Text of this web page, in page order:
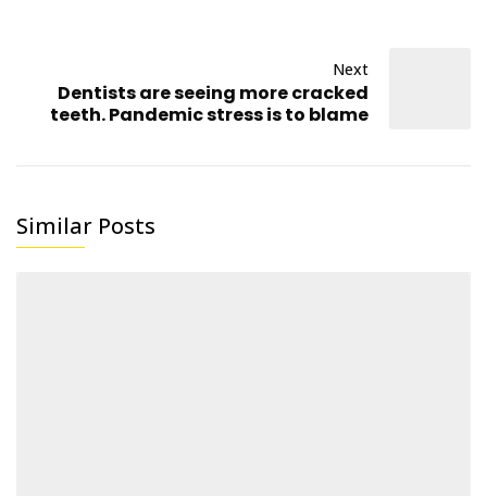
Next
Dentists are seeing more cracked
teeth. Pandemic stress is to blame
Similar Posts